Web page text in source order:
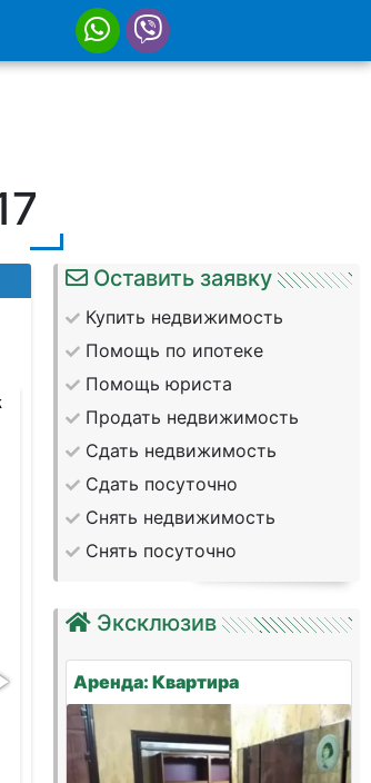
Оставить заявку
Купить недвижимость
Помощь по ипотеке
Помощь юриста
Продать недвижимость
Сдать недвижимость
Сдать посуточно
Снять недвижимость
Снять посуточно
Эксклюзив
Аренда: Квартира